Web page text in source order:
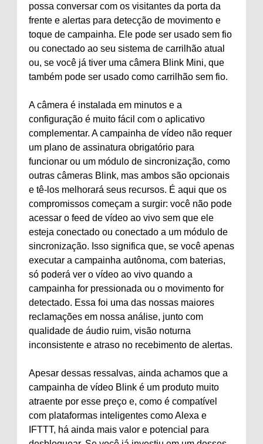
possa conversar com os visitantes da porta da
frente e alertas para detecção de movimento e
toque de campainha. Ele pode ser usado sem fio
ou conectado ao seu sistema de carrilhão atual
ou, se você já tiver uma câmera Blink Mini, que
também pode ser usado como carrilhão sem fio.
A câmera é instalada em minutos e a
configuração é muito fácil com o aplicativo
complementar. A campainha de vídeo não requer
um plano de assinatura obrigatório para
funcionar ou um módulo de sincronização, como
outras câmeras Blink, mas ambos são opcionais
e tê-los melhorará seus recursos. É aqui que os
compromissos começam a surgir: você não pode
acessar o feed de vídeo ao vivo sem que ele
esteja conectado ou conectado a um módulo de
sincronização. Isso significa que, se você apenas
executar a campainha autônoma, com baterias,
só poderá ver o vídeo ao vivo quando a
campainha for pressionada ou o movimento for
detectado. Essa foi uma das nossas maiores
reclamações em nossa análise, junto com
qualidade de áudio ruim, visão noturna
inconsistente e atraso no recebimento de alertas.
Apesar dessas ressalvas, ainda achamos que a
campainha de vídeo Blink é um produto muito
atraente por esse preço e, como é compatível
com plataformas inteligentes como Alexa e
IFTTT, há ainda mais valor e potencial para